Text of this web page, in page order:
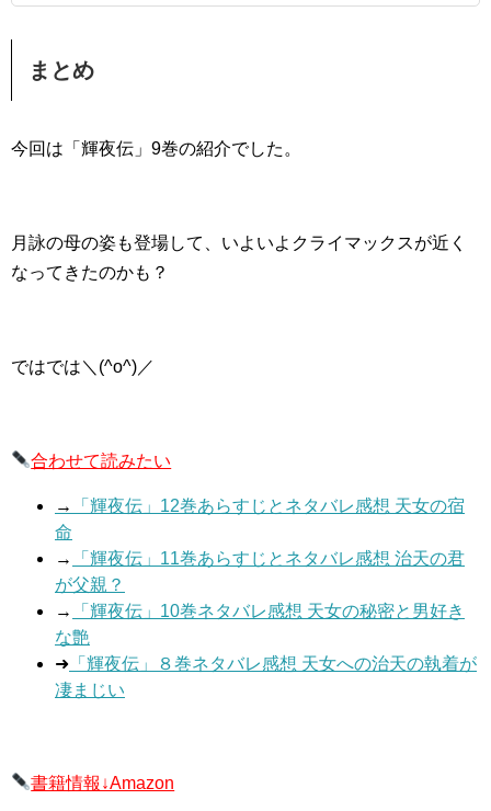
まとめ
今回は「輝夜伝」9巻の紹介でした。
月詠の母の姿も登場して、いよいよクライマックスが近く
なってきたのかも？
ではでは＼(^o^)／
合わせて読みたい
→
「輝夜伝」12巻あらすじとネタバレ感想 天女の宿
命
→
「輝夜伝」11巻あらすじとネタバレ感想 治天の君
が父親？
→
「輝夜伝」10巻ネタバレ感想 天女の秘密と男好き
な艶
➜ 「輝夜伝」８巻ネタバレ感想 天女への治天の執着が
凄まじい
書籍情報↓Amazon